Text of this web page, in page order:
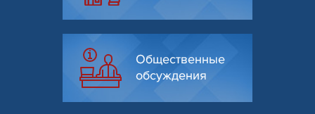
Общественные
обсуждения